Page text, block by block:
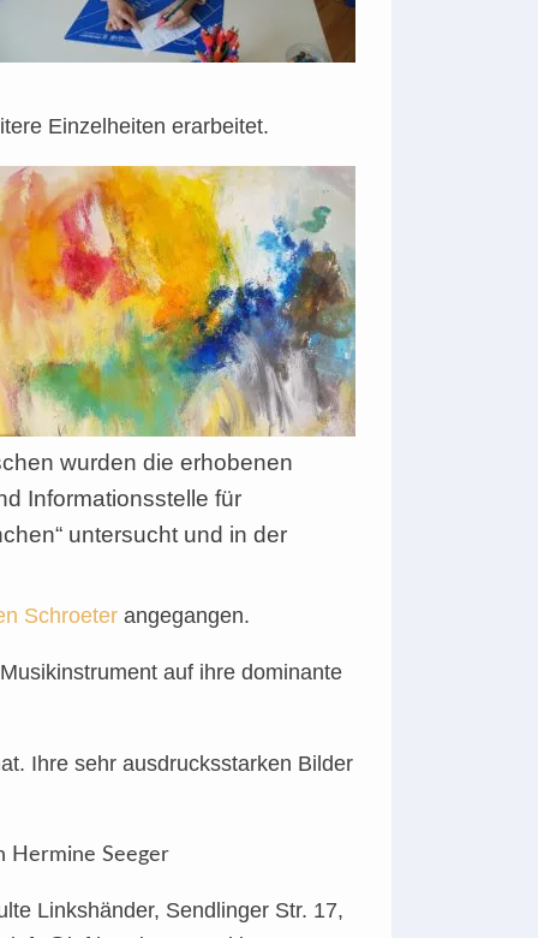
Einzelheiten erarbeitet.
wurden die erhobenen
Informationsstelle für
untersucht und in der
Schroeter angegangen.
auf ihre dominante
Ihre sehr ausdrucksstarken Bilder
Hermine Seeger
Linkshänder, Sendlinger Str. 17,